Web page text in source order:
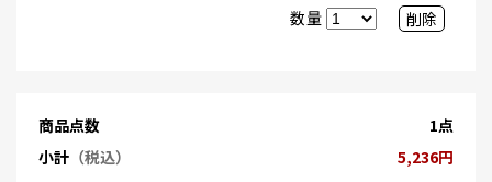
数量
削除
商品点数
1点
小計 （税込） 5,236円